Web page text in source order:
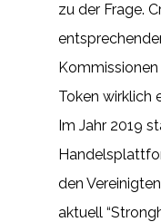
zu der Frage.
Token wirklich
Im Jahr 2019
den
aktuell